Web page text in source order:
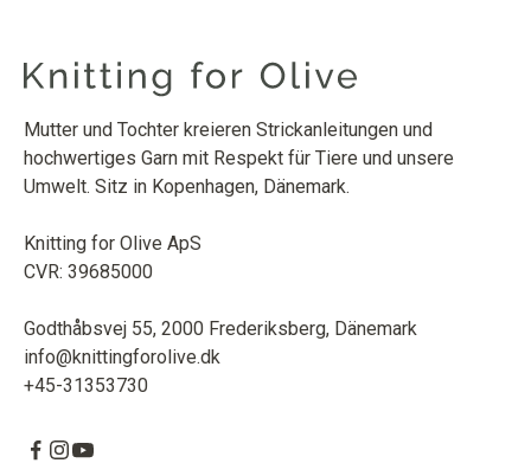
Mutter und Tochter kreieren Strickanleitungen und
hochwertiges Garn mit Respekt für Tiere und unsere
Umwelt. Sitz in Kopenhagen, Dänemark.
Knitting for Olive ApS
CVR: 39685000
Godthåbsvej 55, 2000 Frederiksberg, Dänemark
info@knittingforolive.dk
+45-31353730